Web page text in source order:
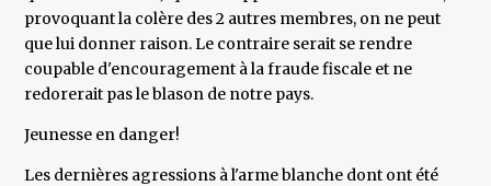
provoquant la colère des 2 autres membres, on ne peut
que lui donner raison. Le contraire serait se rendre
coupable d'encouragement à la fraude fiscale et ne
redorerait pas le blason de notre pays.
Jeunesse en danger!
Les dernières agressions à l'arme blanche dont ont été